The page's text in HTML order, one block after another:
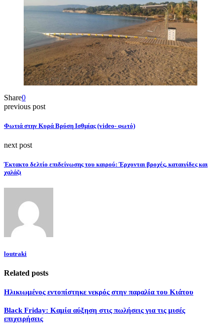
Share0
previous post
Φωτιά στην Κυρά Βρύση Ισθμίας (video- φωτό)
next post
Έκτακτο δελτίο επιδείνωσης του καιρού: Έρχονται βροχές, καταιγίδες και
χαλάζι
loutraki
Related posts
Ηλικιωμένος εντοπίστηκε νεκρός στην παραλία του Κιάτου
Black Friday: Καμία αύξηση στις πωλήσεις για τις μισές
επιχειρήσεις